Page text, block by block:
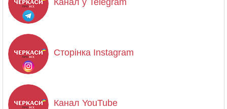
Канал у Telegram
Сторінка Instagram
Канал YouTube